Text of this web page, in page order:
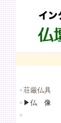
荘厳仏具
▶仏 像